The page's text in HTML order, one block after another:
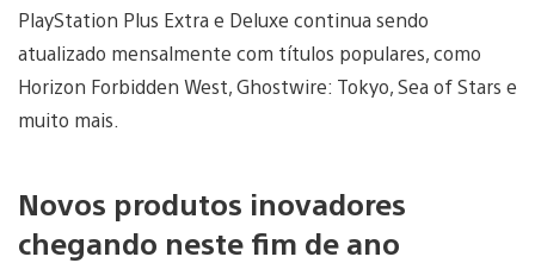
PlayStation Plus Extra e Deluxe continua sendo
atualizado mensalmente com títulos populares, como
Horizon Forbidden West, Ghostwire: Tokyo, Sea of Stars e
muito mais.
Novos produtos inovadores
chegando neste fim de ano